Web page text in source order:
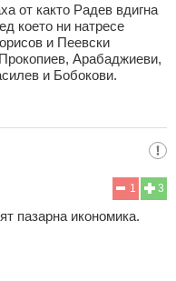
от както Радев вдигна
което ни натресе
и Пеевски
Арабаджиеви,
и Бобокови.
3
1
пазарна икономика.